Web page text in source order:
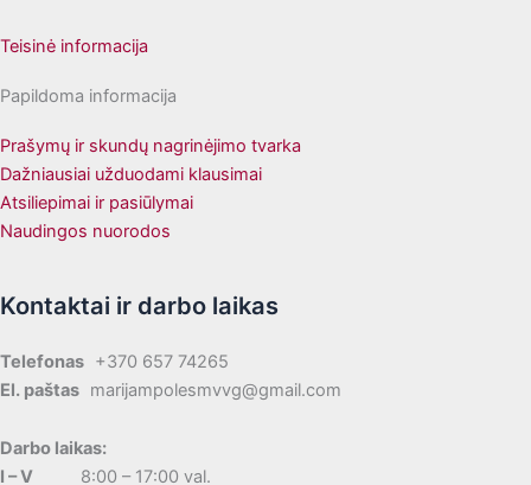
Teisinė informacija
Papildoma informacija
Prašymų ir skundų nagrinėjimo tvarka
Dažniausiai užduodami klausimai
Atsiliepimai ir pasiūlymai
Naudingos nuorodos
Kontaktai ir darbo laikas
Telefonas +370 657 74265
El. paštas marijampolesmvvg@gmail.com
Darbo laikas:
I – V 8:00 – 17:00 val.